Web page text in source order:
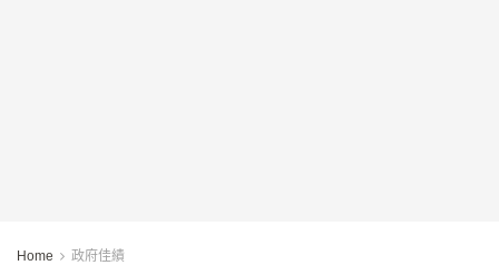
Home 政府佳績